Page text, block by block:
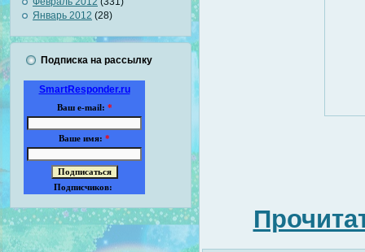
Январь 2012 (28)
Подписка на рассылку
SmartResponder.ru
Ваш e-mail: *
Ваше имя: *
Подписчиков: